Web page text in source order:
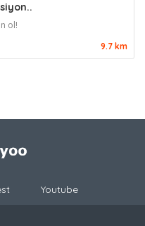
ol!
9.7 km
Youtube